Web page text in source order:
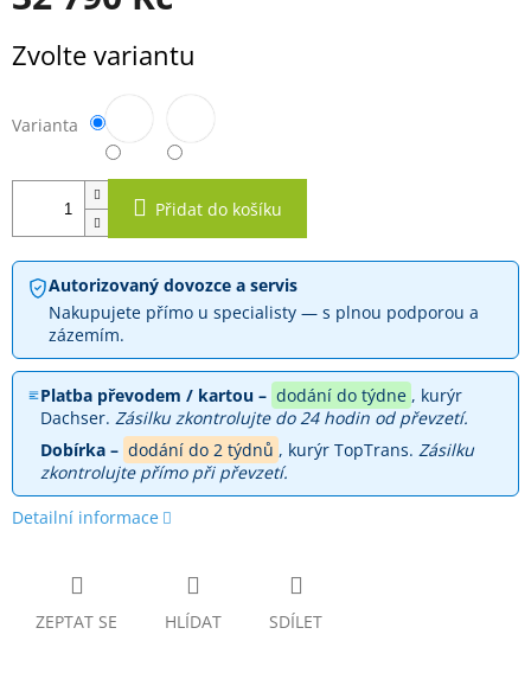
cena:
Zvolte variantu
Varianta
Přidat do košíku
Autorizovaný dovozce a servis
Nakupujete přímo u specialisty — s plnou podporou a
zázemím.
Platba převodem / kartou – dodání do týdne , kurýr
Dachser. Zásilku zkontrolujte do 24 hodin od převzetí.
Dobírka – dodání do 2 týdnů , kurýr TopTrans. Zásilku
zkontrolujte přímo při převzetí.
Detailní informace
ZEPTAT SE HLÍDAT SDÍLET